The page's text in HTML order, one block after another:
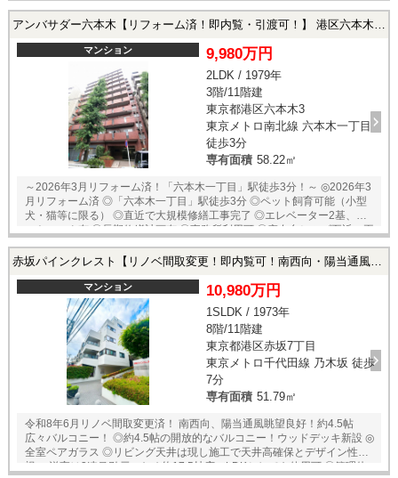
（温水洗浄機能付） ■ユニットバス（浴室換気乾燥暖房機・追焚機能付
洗濯パン ■フローリング、建具、玄関収納、収納棚 ■壁、天井クロス、フ
ロアタイル、エアコン（1基） ■照明器具、スイッチコンセント、ハウス
クリーニング 等
アンバサダー六本木【リフォーム済！即内覧・引渡可！】 港区六本木3の中古マンション
マンション 9,980万円
2LDK / 1979年
3階/11階建
東京都港区六本木3
東京メトロ南北線 六本木一丁目
徒歩3分
専有面積 58.22㎡
～2026年3月リフォーム済！「六本木一丁目」駅徒歩3分！～ ◎2026年3
月リフォーム済 ◎「六本木一丁目」駅徒歩3分 ◎ペット飼育可能（小型
犬・猫等に限る） ◎直近で大規模修繕工事完了 ◎エレベーター2基、オ
ートロック有 ◎長期修繕計画有 ◎事務所利用可 ◎麻布台ヒルズ至近の再
室（換気乾燥暖房機・追焚機能付オートバス付） ■トイレ（温水洗浄便 赤坂パインクレスト【リノベ間取変更！即内覧可！南西向・陽当通風眺望良好！約4.5帖広々バルコニー！】 港区赤坂7丁目の中古マンション
マンション 10,980万円
1SLDK / 1973年
8階/11階建
東京都港区赤坂7丁目
東京メトロ千代田線 乃木坂 徒歩
7分
専有面積 51.79㎡
令和8年6月リノベ間取変更済！ 南西向、陽当通風眺望良好！約4.5帖
広々バルコニー！ ◎約4.5帖の開放的なバルコニー！ウッドデッキ新設 ◎
全室ペアガラス ◎リビング天井は現し施工で天井高確保とデザイン性重
視 洋室は3連吊引戸のため約17.5帖広々LDKとしても使用可 ◎管理体